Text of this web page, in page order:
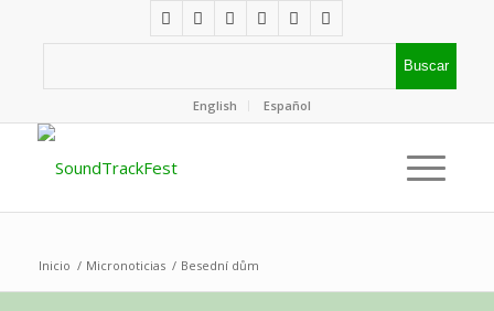
English Español
Inicio / Micronoticias / Besední dům